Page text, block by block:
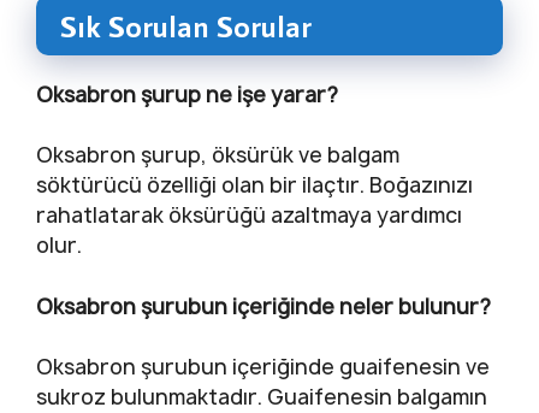
Sık Sorulan Sorular
Oksabron şurup ne işe yarar?
Oksabron şurup, öksürük ve balgam
söktürücü özelliği olan bir ilaçtır. Boğazınızı
rahatlatarak öksürüğü azaltmaya yardımcı
olur.
Oksabron şurubun içeriğinde neler bulunur?
Oksabron şurubun içeriğinde guaifenesin ve
sukroz bulunmaktadır. Guaifenesin balgamın